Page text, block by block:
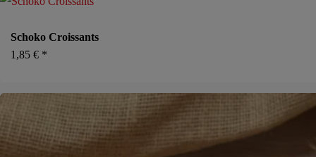
Schoko Croissants
1,85 € *